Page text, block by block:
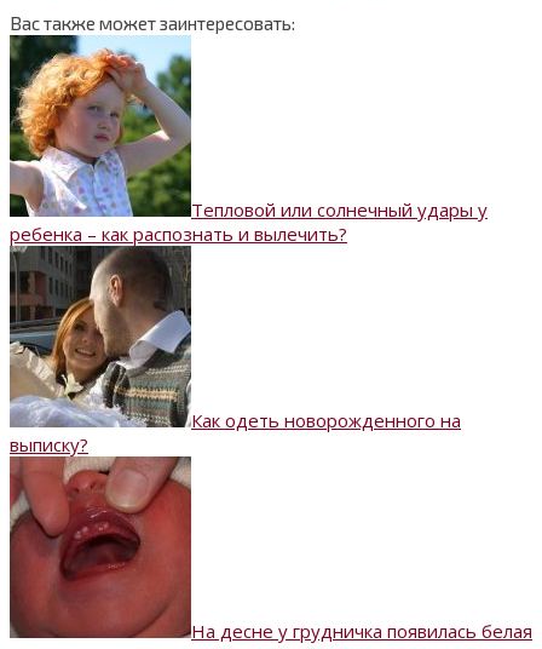
Вас также может заинтересовать:
Тепловой или солнечный удары у
ребенка – как распознать и вылечить?
Как одеть новорожденного на
выписку?
На десне у грудничка появилась белая